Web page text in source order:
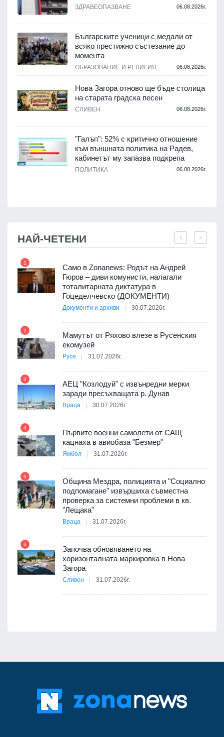
ЗДРАВЕОПАЗВАНЕ 06.08.2026г.
Българските ученици с медали от
всяко престижно състезание до
момента
ОБРАЗОВАНИЕ И РЕЛИГИЯ 06.08.2026г.
Нова Загора отново ще бъде столица
на старата градска песен
СЛИВЕН 06.08.2026г.
"Галъп": 52% с критично отношение
към външната политика на Радев,
кабинетът му запазва подкрепа
ПОЛИТИКА 06.08.2026г.
НАЙ-ЧЕТЕНИ
1
Само в Zonanews: Родът на Андрей
Гюров – диви комунисти, налагали
тоталитарната диктатура в
Гоцеделчевско (ДОКУМЕНТИ)
Документи и архиви 30.07.2026г.
2
Мамутът от Ряхово влезе в Русенския
екомузей
Русе 31.07.2026г.
3
АЕЦ "Козлодуй" с извънредни мерки
заради пресъхващата р. Дунав
Враца 30.07.2026г.
4
Първите военни самолети от САЩ
кацнаха в авиобаза "Безмер"
Ямбол 31.07.2026г.
5
Община Мездра, полицията и "Социално
подпомагане" извършиха съвместна
проверка за системни проблеми в кв.
"Лещака"
Враца 31.07.2026г.
6
Започва обновяването на
хоризонталната маркировка в Нова
Загора
Сливен 31.07.2026г.